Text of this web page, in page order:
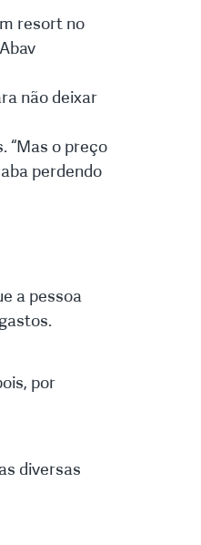
resort no
não deixar
“Mas o preço
perdendo
a pessoa
por
diversas